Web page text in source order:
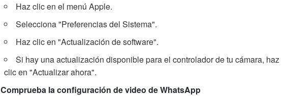
Haz clic en el menú Apple.
Selecciona "Preferencias del Sistema".
Haz clic en "Actualización de software".
Si hay una actualización disponible para el controlador de tu cámara, haz
clic en "Actualizar ahora".
Comprueba la configuración de video de WhatsApp